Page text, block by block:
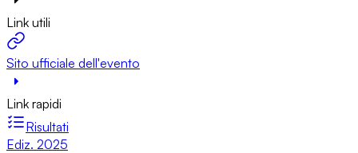
Link utili
Sito ufficiale dell'evento
Link rapidi
Risultati
Ediz. 2025